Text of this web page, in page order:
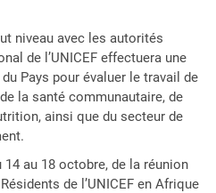
niveau avec les autorités
de l’UNICEF effectuera une
Pays pour évaluer le travail de
la santé communautaire, de
ainsi que du secteur de
au 18 octobre, de la réunion
de l’UNICEF en Afrique